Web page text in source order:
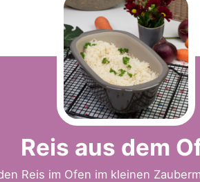
Reis aus dem
Reis im Ofen im kleinen